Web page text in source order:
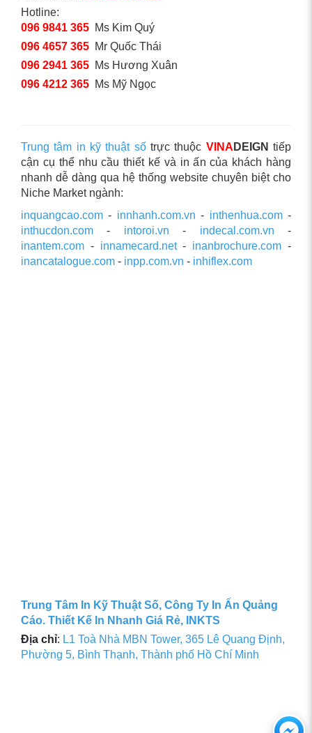
Hotline:
096 9841 365 Ms Kim Quý
096 4657 365 Mr Quốc Thái
096 2941 365 Ms Hương Xuân
096 4212 365 Ms Mỹ Ngọc
Trung tâm in kỹ thuật sốtrực thuộc VINA DEIGN tiếp
cận cụ thể nhu cầu thiết kế và in ấn của khách hàng
nhanh dễ dàng qua hệ thống website chuyên biệt cho
Niche Market ngành:
inquangcao.com - innhanh.com.vn - inthenhua.com-
inthucdon.com - intoroi.vn - indecal.com.vn -
inantem.com - innamecard.net- inanbrochure.com -
inancatalogue.com - inpp.com.vn - inhiflex.com
Trung Tâm In Kỹ Thuật Số, Công Ty In Ấn Quảng
Cáo. Thiết Kế In Nhanh Giá Rẻ, INKTS
Địa chỉ: L1 Toà Nhà MBN Tower, 365 Lê Quang Định,
Phường 5, Bình Thạnh, Thành phố Hồ Chí Minh